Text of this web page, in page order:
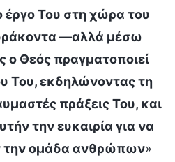
έργο Του στη χώρα του
—αλλά μέσω
ο Θεός πραγματοποιεί
Του, εκδηλώνοντας τη
πράξεις Του, και
την ευκαιρία για να
την ομάδα ανθρώπων»